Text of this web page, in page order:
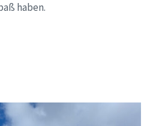
haben.